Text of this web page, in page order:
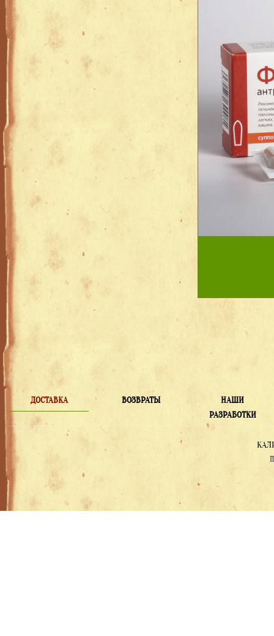
ДОСТАВКА ВОЗВРАТЫ
НАШИ
РАЗРАБОТКИ